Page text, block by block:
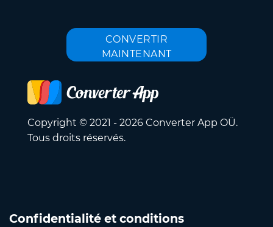
CONVERTIR
MAINTENANT
Copyright © 2021 - 2026 Converter App OÜ.
Tous droits réservés.
Confidentialité et conditions